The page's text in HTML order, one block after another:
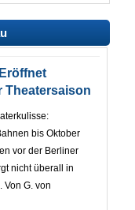
Theatersaison
bis Oktober
vor der Berliner
nicht überall in
Von G. von